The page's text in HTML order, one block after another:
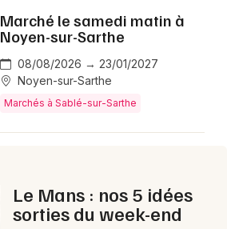
Marché le samedi matin à
Noyen-sur-Sarthe
08/08/2026 → 23/01/2027
Noyen-sur-Sarthe
Marchés à Sablé-sur-Sarthe
Le Mans : nos 5 idées
sorties du week-end